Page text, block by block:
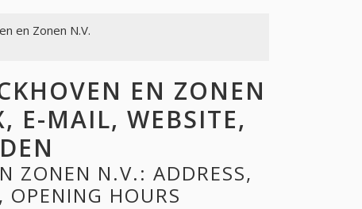
en Zonen N.V.
EN ZONEN
E-MAIL, WEBSITE,
ZONEN N.V.: ADDRESS,
OPENING HOURS